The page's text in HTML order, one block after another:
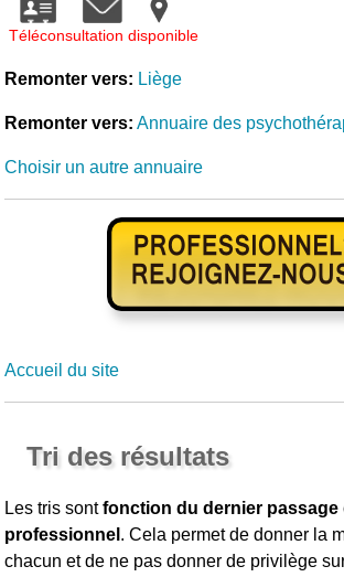
Téléconsultation disponible
Remonter vers: Liège
Remonter vers: Annuaire des
Choisir un autre annuaire
Accueil du site
Tri des résultats
Les tris sontfonction du dernier passage
professionnel . Cela permet de donner la
chacun et de ne pas donner de privilège